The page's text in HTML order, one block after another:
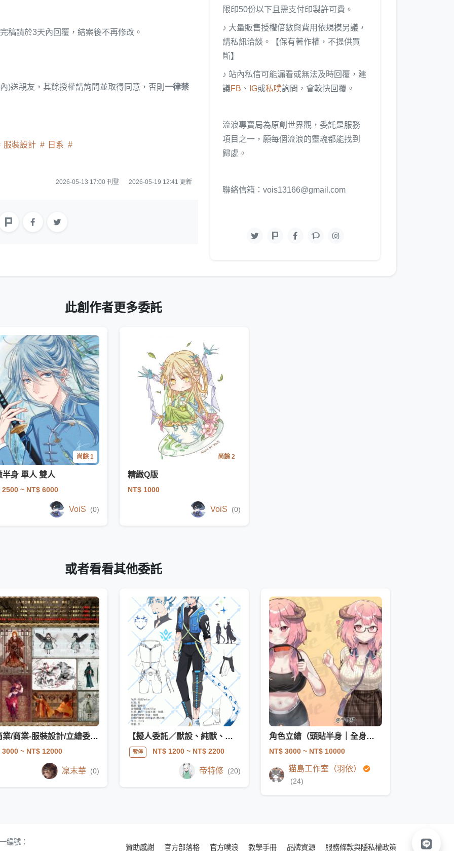
稿請於3天內回覆，結案後不再修改。
)送親友，其餘授權請詢問並取得同意，否則 一律禁
服裝設計 日系
2026-05-13 17:00 刊登 2026-05-19 12:41 更新
限印50份以下且需支付印製許可費。
♪ 大量販售授權倍數與費用依規模另議，
請私訊洽談。【保有著作權，不提供買
斷】
♪ 站內私信可能漏看或無法及時回覆，建
議FB 、 IG或私噗詢問，會較快回覆。
流浪專賣局為原創世界觀，委託是服務
項目之一，願每個流浪的靈魂都能找到
歸處。
聯絡信箱：vois13166@gmail.com
此創作者更多委託
尚餘 1
半身 單人 雙人
2500 ~ NT$ 6000
VoiS (0)
尚餘 2
精緻Q版
NT$ 1000
VoiS (0)
或者看看其他委託
非商業/商業-服裝設計/立繪委託/造型委託
3000 ~ NT$ 12000
凜末華 (0)
【擬人委託／獸設、純獸、非人限定】
暫停 NT$ 1200~ NT$ 2200
帝特修 (20)
角色立繪（頭貼半身｜全身｜三視圖）
NT$ 3000 ~ NT$ 10000
猫島工作室（羽依）
(24)
編號：
贊助感謝 官方部落格 官方噗浪 教學手冊 品牌資源 服務條款與隱私權政策